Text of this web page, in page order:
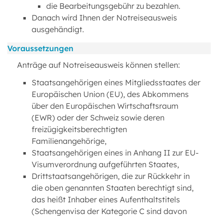
die Bearbeitungsgebühr zu bezahlen.
Danach wird Ihnen der Notreiseausweis
ausgehändigt.
Voraussetzungen
Anträge auf Notreiseausweis können stellen:
Staatsangehörigen eines Mitgliedsstaates der
Europäischen Union (EU), des Abkommens
über den Europäischen Wirtschaftsraum
(EWR) oder der Schweiz sowie deren
freizügigkeitsberechtigten
Familienangehörige,
Staatsangehörigen eines in Anhang II zur EU-
Visumverordnung aufgeführten Staates,
Drittstaatsangehörigen, die zur Rückkehr in
die oben genannten Staaten berechtigt sind,
das heißt Inhaber eines Aufenthaltstitels
(Schengenvisa der Kategorie C sind davon